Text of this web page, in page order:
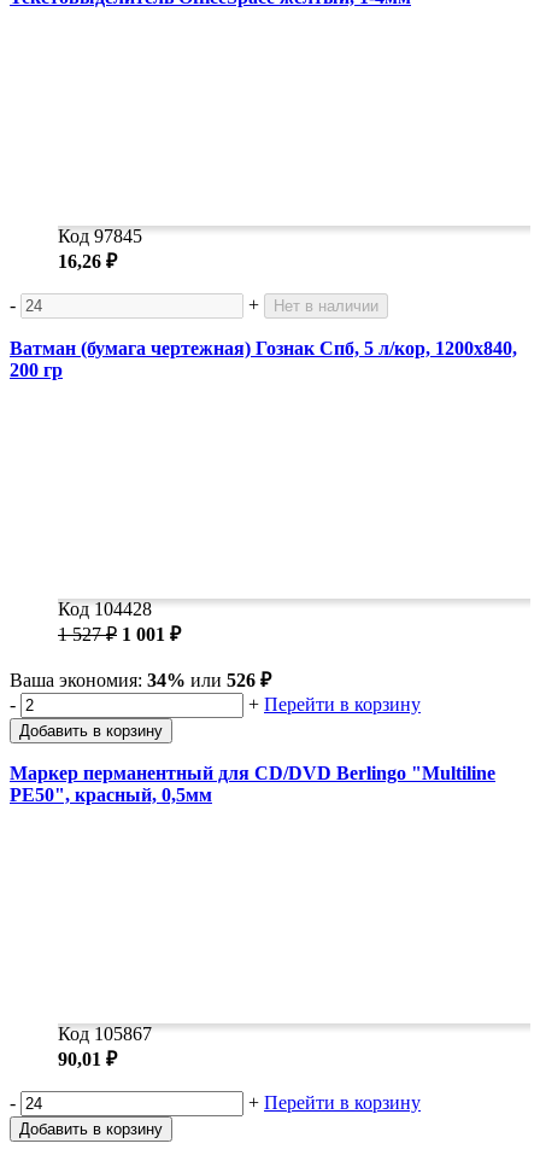
Код 97845
16,26 ₽
- + Нет в наличии
Ватман (бумага чертежная) Гознак Спб, 5 л/кор, 1200x840,
200 гр
Код 104428
1 527 ₽ 1 001 ₽
Ваша экономия: 34% или 526 ₽
-
+ Перейти в корзину
Добавить в корзину
Маркер перманентный для CD/DVD Berlingo "Multiline
PE50", красный, 0,5мм
Код 105867
90,01 ₽
- + Перейти в корзину
Добавить в корзину